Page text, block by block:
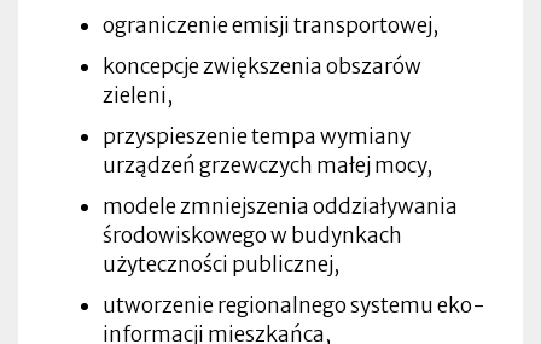
ograniczenie emisji transportowej,
koncepcje zwiększenia obszarów
zieleni,
przyspieszenie tempa wymiany
urządzeń grzewczych małej mocy,
modele zmniejszenia oddziaływania
środowiskowego w budynkach
użyteczności publicznej,
utworzenie regionalnego systemu eko-
informacji mieszkańca,